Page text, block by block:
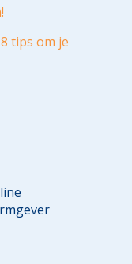
tips om je